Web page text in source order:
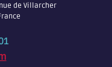
de Villarcher